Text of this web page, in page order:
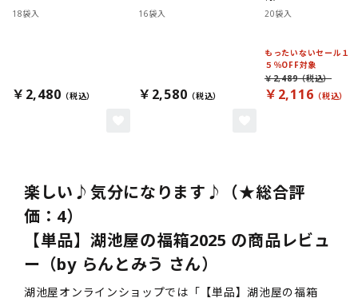
18袋入
￥2,480
16袋入
￥2,580
20袋入
もったいないセール１
５％OFF対象
￥2,116
￥2,489
楽しい♪気分になります♪（★総合評
価：4）
【単品】湖池屋の福箱2025 の商品レビュ
ー（by らんとみう さん）
湖池屋オンラインショップでは「【単品】湖池屋の福箱